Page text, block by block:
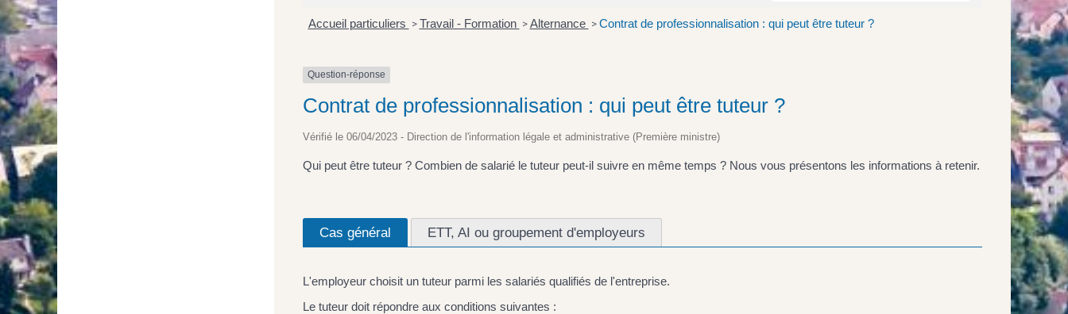
Accueil particuliers > Travail - Formation > Alternance > Contrat de professionnalisation : qui peut être tuteur ?
Question-réponse
Contrat de professionnalisation : qui peut être tuteur ?
Vérifié le 06/04/2023 - Direction de l'information légale et administrative (Première ministre)
Qui peut être tuteur ? Combien de salarié le tuteur peut-il suivre en même temps ? Nous vous présentons les informations à retenir.
Cas général ETT, AI ou groupement d'employeurs
L'employeur choisit un tuteur parmi les salariés qualifiés de l'entreprise.
Le tuteur doit répondre aux conditions suivantes :